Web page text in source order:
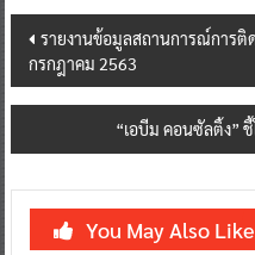
Post
navigation
รายงานข้อมูลสถานการณ์การติ
กรกฎาคม 2563
“เอบีม คอนซัลติ้ง”
You May Also Like